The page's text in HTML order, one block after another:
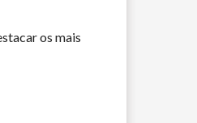
os mais